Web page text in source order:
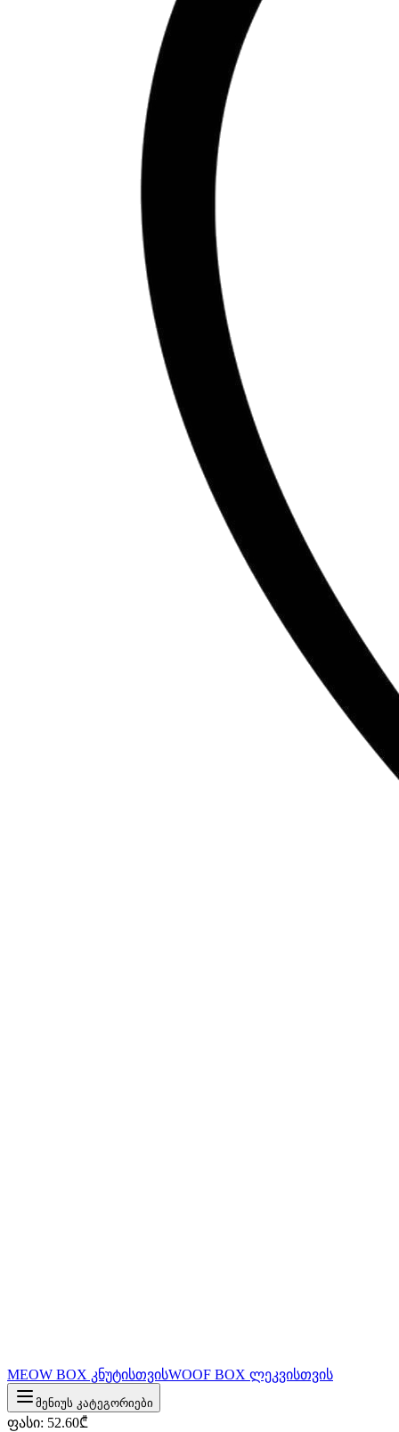
MEOW BOX კნუტისთვისWOOF BOX ლეკვისთვის
მენიუს კატეგორიები
ფასი: 52.60₾